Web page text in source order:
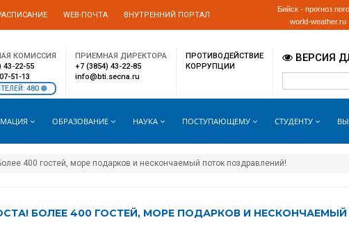
WEB-ПОЧТА ВНУТРЕННИЙ ПОРТАЛ
Бийск - прогноз
world-weather.ru
КОМИССИЯ
43-22-55
51-13
480
ПРИЕМНАЯ ДИРЕКТОРА
+7 (3854) 43-22-85
info@bti.secna.ru
ПРОТИВОДЕЙСТВИЕ
КОРРУПЦИИ
ВЕРСИЯ
ОБРАЗОВАНИЕ НАУКА ПОСТУПАЮЩЕМУ СТУДЕНТУ
400 гостей, море подарков и нескончаемый поток поздравлений!
БОЛЕЕ 400 ГОСТЕЙ, МОРЕ ПОДАРКОВ И НЕСКОНЧАЕМЫЙ